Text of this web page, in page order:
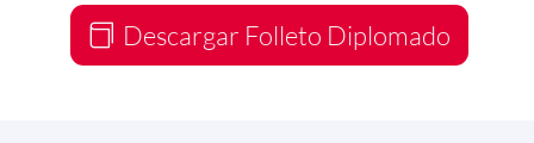
Descargar Folleto Diplomado